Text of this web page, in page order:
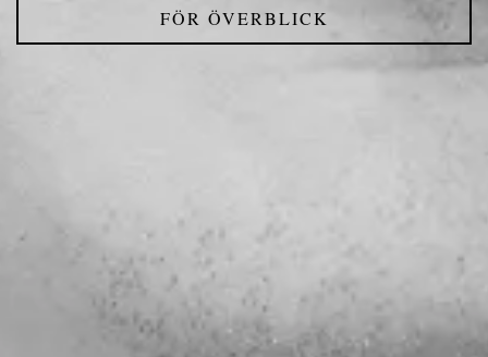
FÖR ÖVERBLICK